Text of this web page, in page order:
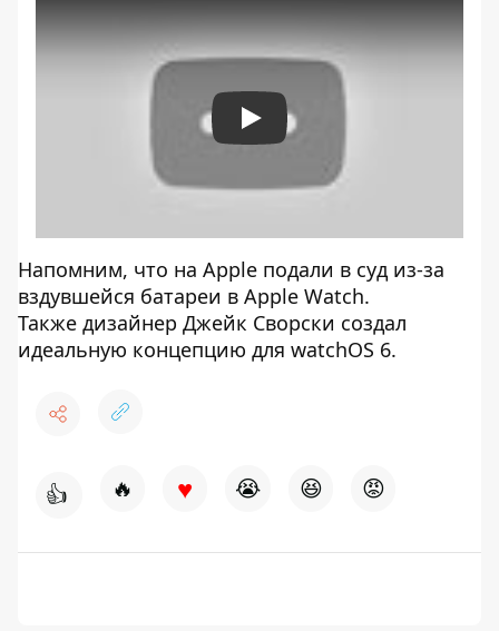
Play
Напомним, что на Apple подали в суд из-за
вздувшейся батареи в Apple Watch.
Также дизайнер Джейк Сворски создал
идеальную концепцию для watchOS 6.
👍 🔥 ♥ 😭 😆 😡